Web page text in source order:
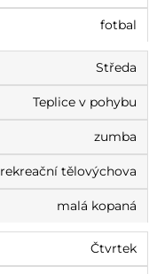
fotbal
Středa
Teplice v pohybu
zumba
rekreační tělovýchova
malá kopaná
Čtvrtek